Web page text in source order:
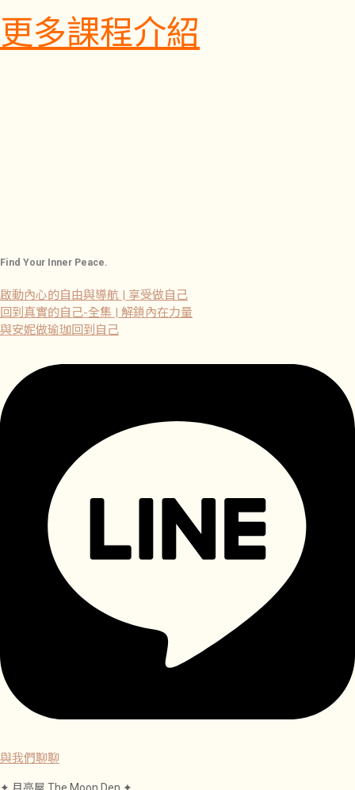
更多課程介紹
Find Your Inner Peace.
啟動內心的自由與導航 | 享受做自己
回到真實的自己-全集 | 解鎖內在力量
與安妮做瑜珈回到自己
與我們聊聊
✦ 月亮屋 The Moon Den ✦